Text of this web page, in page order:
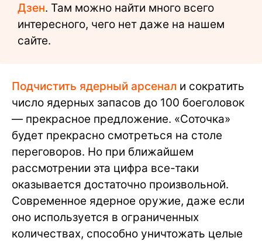
Дзен. Там можно найти много всего
интересного, чего нет даже на нашем
сайте.
Подчистить ядерный арсенал и сократить
число ядерных запасов до 100 боеголовок
— прекрасное предложение. «Соточка»
будет прекрасно смотреться на столе
переговоров. Но при ближайшем
рассмотрении эта цифра все-таки
оказывается достаточно произвольной.
Современное ядерное оружие, даже если
оно используется в ограниченных
количествах, способно уничтожать целые